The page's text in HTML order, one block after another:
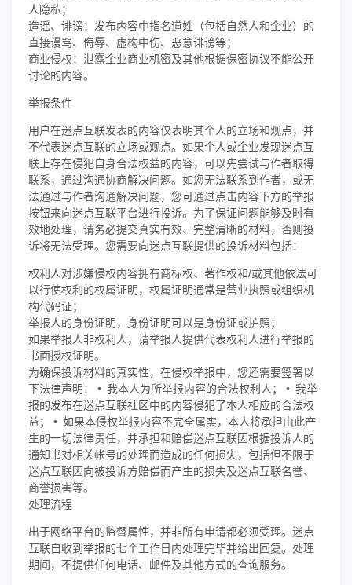
人隐私；
造谣、诽谤：发布内容中指名道姓（包括自然人和企业）的
直接谩骂、侮辱、虚构中伤、恶意诽谤等；
商业侵权：泄露企业商业机密及其他根据保密协议不能公开
讨论的内容。
举报条件
用户在迷点互联发表的内容仅表明其个人的立场和观点，并
不代表迷点互联的立场或观点。如果个人或企业发现迷点互
联上存在侵犯自身合法权益的内容，可以先尝试与作者取得
联系，通过沟通协商解决问题。如您无法联系到作者，或无
法通过与作者沟通解决问题，您可通过点击内容下方的举报
按钮来向迷点互联平台进行投诉。为了保证问题能够及时有
效地处理，请务必提交真实有效、完整清晰的材料，否则投
诉将无法受理。您需要向迷点互联提供的投诉材料包括：
权利人对涉嫌侵权内容拥有商标权、著作权和/或其他依法可
以行使权利的权属证明，权属证明通常是营业执照或组织机
构代码证；
举报人的身份证明，身份证明可以是身份证或护照；
如果举报人非权利人，请举报人提供代表权利人进行举报的
书面授权证明。
为确保投诉材料的真实性，在侵权举报中，您还需要签署以
下法律声明： • 我本人为所举报内容的合法权利人； • 我举
报的发布在迷点互联社区中的内容侵犯了本人相应的合法权
益； • 如果本侵权举报内容不完全属实，本人将承担由此产
生的一切法律责任，并承担和赔偿迷点互联因根据投诉人的
通知书对相关帐号的处理而造成的任何损失，包括但不限于
迷点互联因向被投诉方赔偿而产生的损失及迷点互联名誉、
商誉损害等。
处理流程
出于网络平台的监督属性，并非所有申请都必须受理。迷点
互联自收到举报的七个工作日内处理完毕并给出回复。处理
期间，不提供任何电话、邮件及其他方式的查询服务。